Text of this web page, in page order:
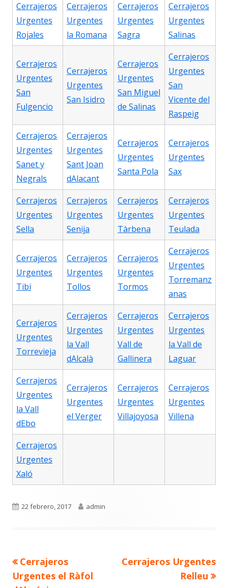
Cerrajeros
Urgentes
Rojales
Cerrajeros
Urgentes
la Romana
Cerrajeros
Urgentes
Sagra
Cerrajeros
Urgentes
Salinas
Cerrajeros
Urgentes
San
Fulgencio
Cerrajeros
Urgentes
San Isidro
Cerrajeros
Urgentes
San Miguel
de Salinas
Cerrajeros
Urgentes
San
Vicente del
Raspeig
Cerrajeros
Urgentes
Sanet y
Negrals
Cerrajeros
Urgentes
Sant Joan
dAlacant
Cerrajeros
Urgentes
Santa Pola
Cerrajeros
Urgentes
Sax
Cerrajeros
Urgentes
Sella
Cerrajeros
Urgentes
Senija
Cerrajeros
Urgentes
Tàrbena
Cerrajeros
Urgentes
Teulada
Cerrajeros
Urgentes
Tibi
Cerrajeros
Urgentes
Tollos
Cerrajeros
Urgentes
Tormos
Cerrajeros
Urgentes
Torremanz
anas
Cerrajeros
Urgentes
Torrevieja
Cerrajeros
Urgentes
la Vall
dAlcalà
Cerrajeros
Urgentes
Vall de
Gallinera
Cerrajeros
Urgentes
la Vall de
Laguar
Cerrajeros
Urgentes
la Vall
dEbo
Cerrajeros
Urgentes
el Verger
Cerrajeros
Urgentes
Villajoyosa
Cerrajeros
Urgentes
Villena
Cerrajeros
Urgentes
Xaló
Publicado
22 febrero, 2017 Autor
admin
Navegación
de
entradas
Artículo
anterior
Cerrajeros
Urgentes el Ràfol
Artículo
Cerrajeros Urgentes
Relleu